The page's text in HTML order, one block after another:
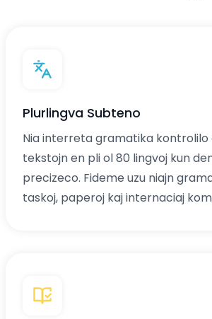
Plurlingva Subteno
Nia interreta gramatika kontrolilo
tekstojn en pli ol 80 lingvoj kun
precizeco. Fideme uzu niajn
taskoj, paperoj kaj internaciaj